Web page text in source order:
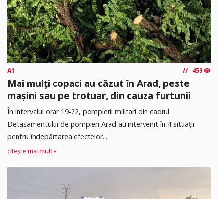
A1 459
Mai mulți copaci au căzut în Arad, peste
mașini sau pe trotuar, din cauza furtunii
În intervalul orar 19-22, pompierii militari din cadrul
Detașamentului de pompieri Arad au intervenit în 4 situații
pentru îndepărtarea efectelor...
citește mai mult »